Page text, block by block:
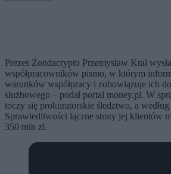
Prezes Zondacrypto Przemysław Kral
współpracowników pismo, w którym
warunków współpracy i zobowiązuje ich
służbowego – podał portal money.pl. W
toczy się prokuratorskie śledztwo, a
Sprawiedliwości łączne straty jej klientów
350 mln zł.